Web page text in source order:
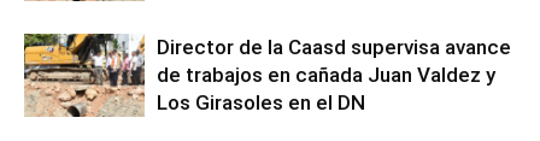
Director de la Caasd supervisa avance
de trabajos en cañada Juan Valdez y
Los Girasoles en el DN